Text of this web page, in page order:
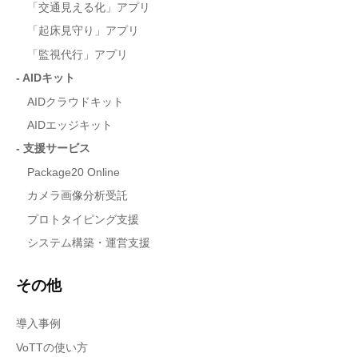
「交通見える化」アプリ
「起床見守り」アプリ
「監視代行」アプリ
- AIDキット
AIDクラウドキット
AIDエッジキット
- 支援サービス
Package20 Online
カメラ画像分析受託
プロトタイピング支援
システム構築・運営支援
その他
導入事例
VoTTの使い方